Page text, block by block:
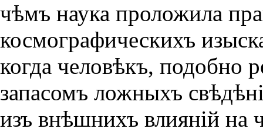
чѣмъ наука проложила
космографическихъ
когда человѣкъ, подобно
запасомъ ложныхъ
изъ внѣшнихъ влиянiй на